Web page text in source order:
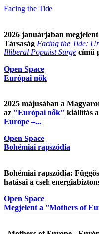
Facing the Tide
2026 januárjában
Társaság Facing the Tide:
Illiberal Populist Surge című
Open Space
Európai nők
2025 májusában a
az "Európai nők" kiállítás
Europe –...
Open Space
Bohémiai rapszódia
Bohémiai rapszódia:
hatásai a cseh
Open Space
Megjelent a "Mothers of